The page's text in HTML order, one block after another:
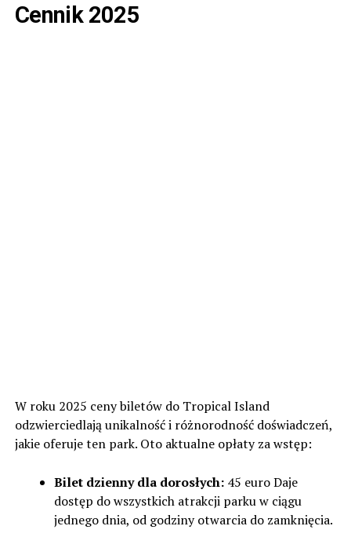
Cennik 2025
W roku 2025 ceny biletów do Tropical Island
odzwierciedlają unikalność i różnorodność doświadczeń,
jakie oferuje ten park. Oto aktualne opłaty za wstęp:
Bilet dzienny dla dorosłych:45 euro Daje
dostęp do wszystkich atrakcji parku w ciągu
jednego dnia, od godziny otwarcia do zamknięcia.